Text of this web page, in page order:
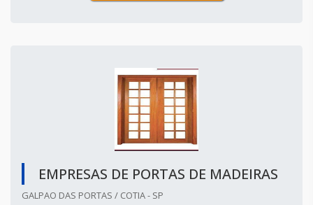
EMPRESAS DE PORTAS DE MADEIRAS
GALPAO DAS PORTAS / COTIA - SP